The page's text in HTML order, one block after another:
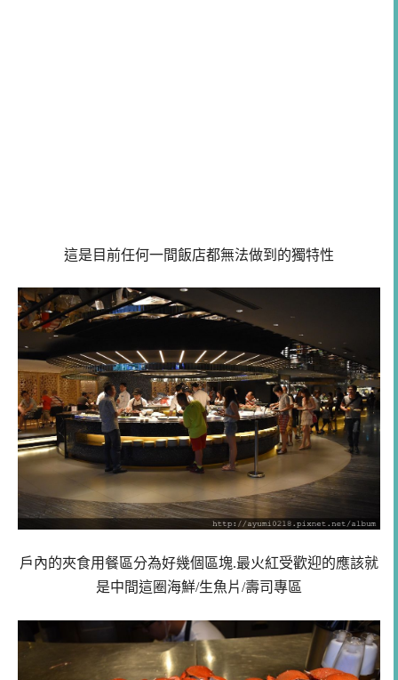
這是目前任何一間飯店都無法做到的獨特性
戶內的夾食用餐區分為好幾個區塊.最火紅受歡迎的應該就
是中間這圈海鮮/生魚片/壽司專區